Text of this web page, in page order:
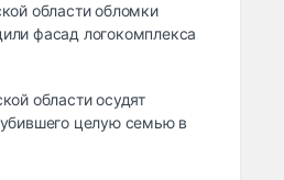
области обломки
фасад логокомплекса
области осудят
целую семью в